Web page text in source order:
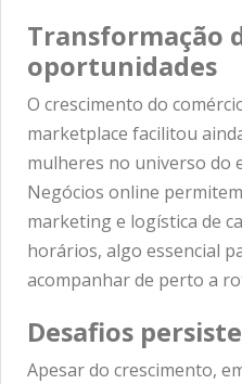
Transformação
oportunidades
O crescimento do
marketplace facilitou
mulheres no universo do
Negócios online
marketing e logística de
horários, algo essencial
acompanhar de perto a
Desafios
Apesar do crescimento,